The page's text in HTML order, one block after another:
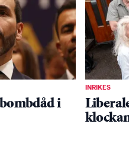
i
INRIKES